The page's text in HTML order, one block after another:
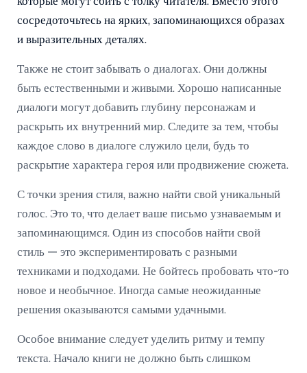
сосредоточьтесь на ярких, запоминающихся образах
и выразительных деталях.
Также не стоит забывать о диалогах. Они должны
быть естественными и живыми. Хорошо написанные
диалоги могут добавить глубину персонажам и
раскрыть их внутренний мир. Следите за тем, чтобы
каждое слово в диалоге служило цели, будь то
раскрытие характера героя или продвижение сюжета.
С точки зрения стиля, важно найти свой уникальный
голос. Это то, что делает ваше письмо узнаваемым и
запоминающимся. Один из способов найти свой
стиль — это экспериментировать с разными
техниками и подходами. Не бойтесь пробовать что-то
новое и необычное. Иногда самые неожиданные
решения оказываются самыми удачными.
Особое внимание следует уделить ритму и темпу
текста. Начало книги не должно быть слишком